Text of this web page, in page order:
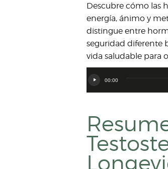
Descubre cómo las
energía, ánimo y
distingue entre
seguridad diferente
vida saludable para
Reproductor
de
00:00